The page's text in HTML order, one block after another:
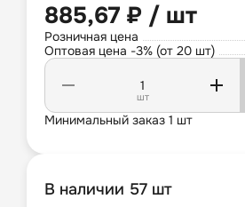
885,67 ₽ / шт
Розничная цена
Оптовая цена -3% (от 20 шт)
шт
Минимальный заказ 1 шт
В наличии 57 шт